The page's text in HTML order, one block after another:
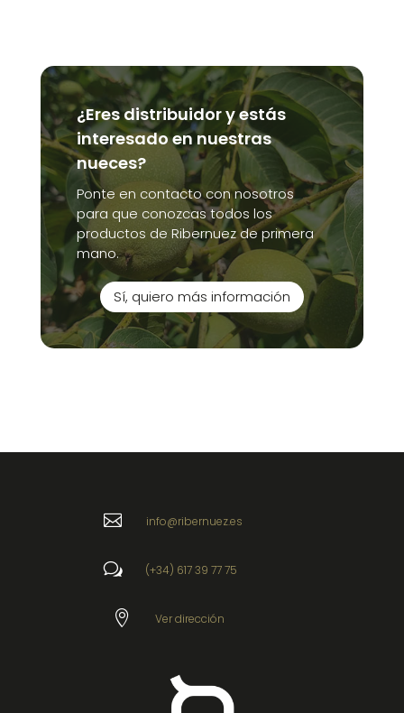
¿Eres distribuidor y estás
interesado en nuestras
nueces?
Ponte en contacto con nosotros
para que conozcas todos los
productos de Ribernuez de primera
mano.
Sí, quiero más información
 info@ribernuez.es
w (+34) 617 39 77 75
 Ver dirección